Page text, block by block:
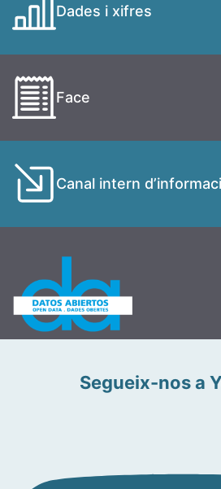
Dades i xifres
Face
Canal intern
Segueix-nos a